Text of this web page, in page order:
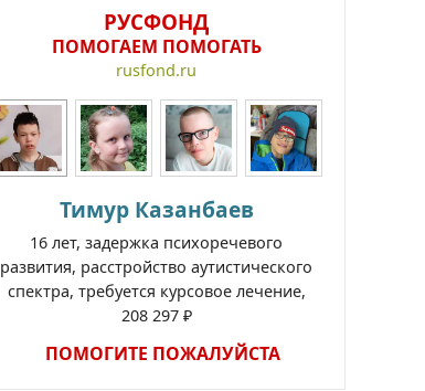
РУСФОНД
ПОМОГАЕМ ПОМОГАТЬ
rusfond.ru
Тимур Казанбаев
16 лет, задержка психоречевого
развития, расстройство аутистического
спектра, требуется курсовое лечение,
208 297 ₽
ПОМОГИТЕ ПОЖАЛУЙСТА